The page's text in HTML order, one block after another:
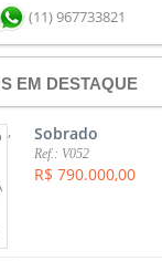
(11) 967733821
EM DESTAQUE
, Sobrado
Ref.: V052
R$ 790.000,00